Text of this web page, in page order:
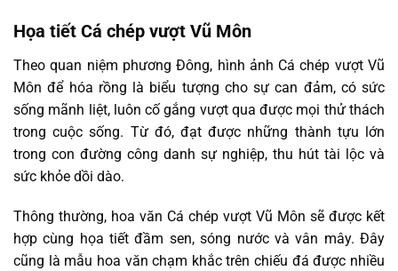
Họa tiết Cá chép vượt Vũ Môn
Theo quan niệm phương Đông, hình ảnh Cá chép vượt Vũ
Môn để hóa rồng là biểu tượng cho sự can đảm, có sức
sống mãnh liệt, luôn cố gắng vượt qua được mọi thử thách
trong cuộc sống. Từ đó, đạt được những thành tựu lớn
trong con đường công danh sự nghiệp, thu hút tài lộc và
sức khỏe dồi dào.
Thông thường, hoa văn Cá chép vượt Vũ Môn sẽ được kết
hợp cùng họa tiết đầm sen, sóng nước và vân mây. Đây
cũng là mẫu hoa văn chạm khắc trên chiếu đá được nhiều